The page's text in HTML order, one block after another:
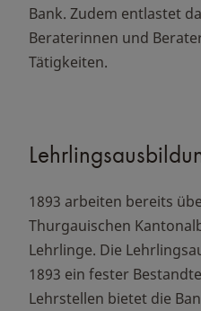
Bank. Zudem entlastet
Beraterinnen und
Tätigkeiten.
1893 arbeiten bereits
Thurgauischen
Lehrlinge. Die
1893 ein fester
Lehrstellen bietet die